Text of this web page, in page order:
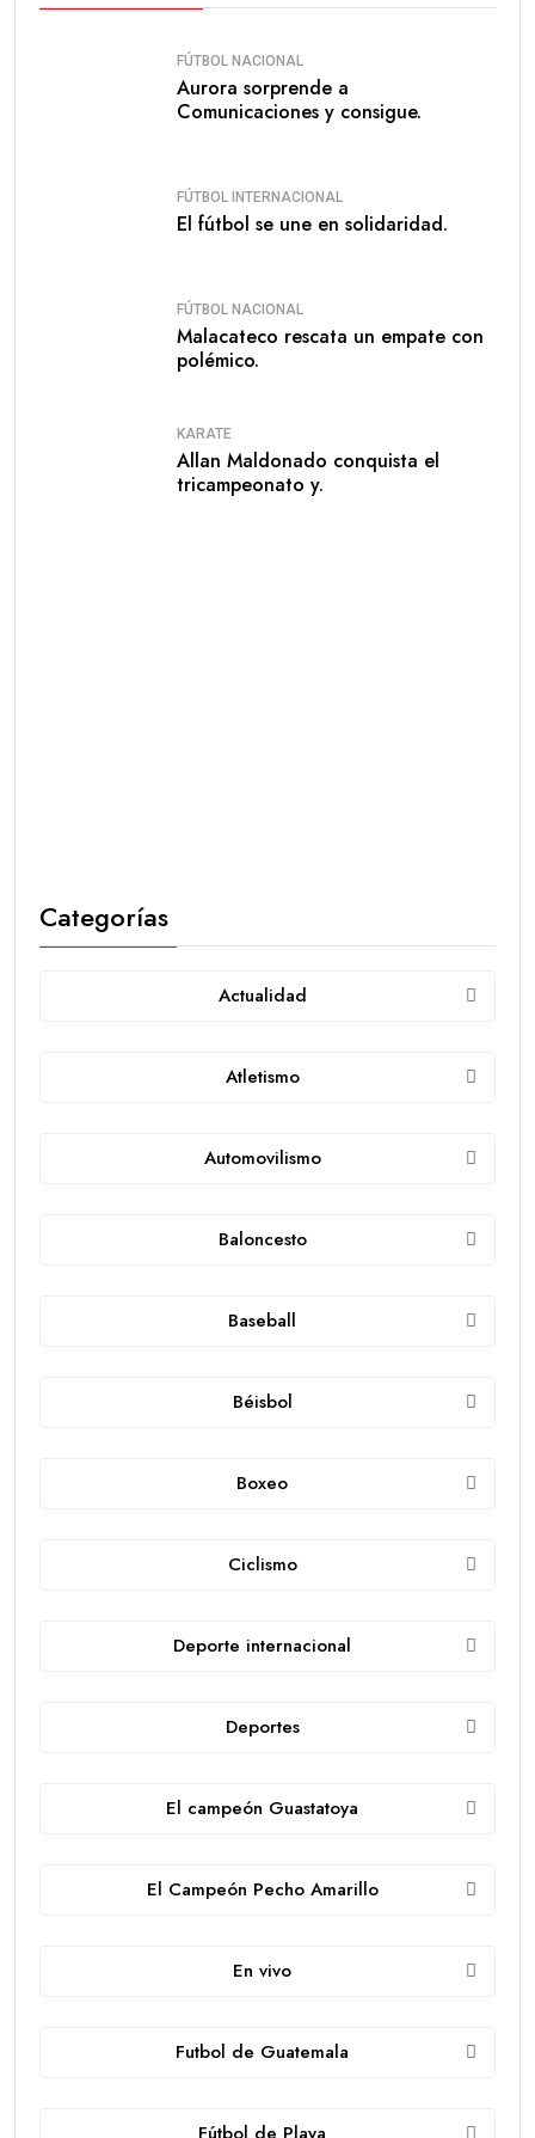
FÚTBOL NACIONAL
Aurora sorprende a
Comunicaciones y consigue.
FÚTBOL INTERNACIONAL
El fútbol se une en solidaridad.
FÚTBOL NACIONAL
Malacateco rescata un empate con
polémico.
KARATE
Allan Maldonado conquista el
tricampeonato y.
Categorías
Actualidad
Atletismo
Automovilismo
Baloncesto
Baseball
Béisbol
Boxeo
Ciclismo
Deporte internacional
Deportes
El campeón Guastatoya
El Campeón Pecho Amarillo
En vivo
Futbol de Guatemala